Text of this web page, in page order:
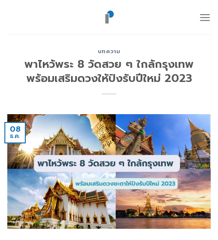
บทความ
พาไหว้พระ 8 วัดสวย ๆ ใกล้กรุงเทพ
พร้อมเสริมดวงให้ปังรับปีใหม่ 2023
08
ธ.ค.